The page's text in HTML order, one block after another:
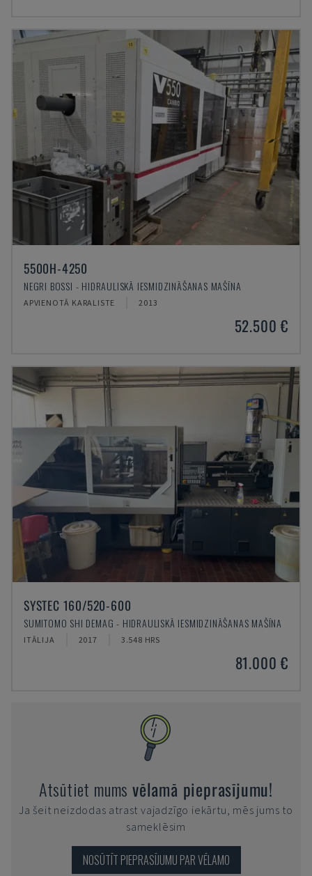
5500H-4250
NEGRI BOSSI - HIDRAULISKĀ IESMIDZINĀŠANAS MAŠĪNA
APVIENOTĀ KARALISTE 2013
52.500 €
SYSTEC 160/520-600
SUMITOMO SHI DEMAG - HIDRAULISKĀ IESMIDZINĀŠANAS MAŠĪNA
ITĀLIJA 2017 3.548 HRS
81.000 €
Atsūtiet mumsvēlamā pieprasījumu!
Ja šeit neizdodas atrast vajadzīgo iekārtu, mēs jums to
sameklēsim
NOSŪTĪT PIEPRASĪJUMU PAR VĒLAMO